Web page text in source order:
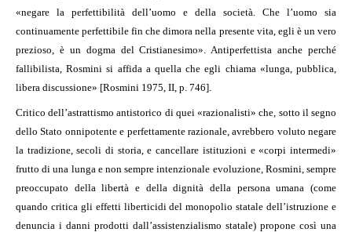
«negare la perfettibilità dell’uomo e della società. Che l’uomo sia
continuamente perfettibile fin che dimora nella presente vita, egli è un vero
prezioso, è un dogma del Cristianesimo». Antiperfettista anche perché
fallibilista, Rosmini si affida a quella che egli chiama «lunga, pubblica,
libera discussione» [Rosmini 1975, II, p. 746].
Critico dell’astrattismo antistorico di quei «razionalisti» che, sotto il segno
dello Stato onnipotente e perfettamente razionale, avrebbero voluto negare
la tradizione, secoli di storia, e cancellare istituzioni e «corpi intermedi»
frutto di una lunga e non sempre intenzionale evoluzione, Rosmini, sempre
preoccupato della libertà e della dignità della persona umana (come
quando critica gli effetti liberticidi del monopolio statale dell’istruzione e
denuncia i danni prodotti dall’assistenzialismo statale) propone così una